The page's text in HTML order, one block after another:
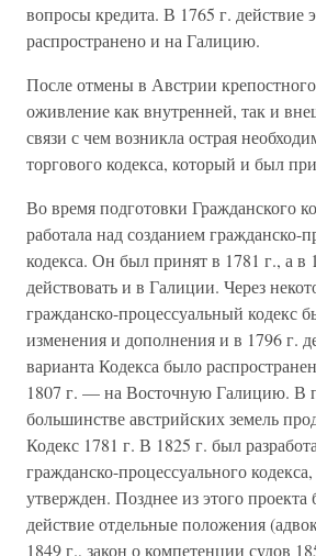
вопросы кредита. В 1765 г. действие
распространено и на Галицию.
После отмены в Австрии
оживление как внутренней, так и
связи с чем возникла острая
торгового кодекса, который и был
Во время подготовки Гражданского
работала над созданием гражданско-
кодекса. Он был принят в 1781 г., а в
действовать и в Галиции. Через
гражданско-процессуальный кодекс
изменения и дополнения и в 1796 г.
варианта Кодекса было
1807 г. — на Восточную Галицию. В
большинстве австрийских земель
Кодекс 1781 г. В 1825 г. был
гражданско-процессуального
утвержден. Позднее из этого
действие отдельные положения
1849 г., закон о компетенции судов